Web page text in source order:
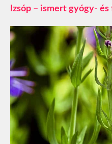
Izsóp – ismert gyógy-